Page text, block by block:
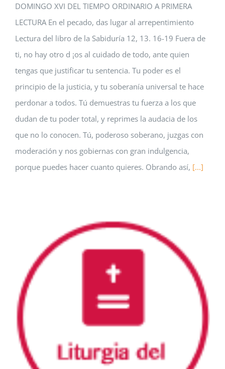
DOMINGO XVI DEL TIEMPO ORDINARIO A PRIMERA
LECTURA En el pecado, das lugar al arrepentimiento
Lectura del libro de la Sabiduría 12, 13. 16-19 Fuera de
ti, no hay otro d ¡os al cuidado de todo, ante quien
tengas que justificar tu sentencia. Tu poder es el
principio de la justicia, y tu soberanía universal te hace
perdonar a todos. Tú demuestras tu fuerza a los que
dudan de tu poder total, y reprimes la audacia de los
que no lo conocen. Tú, poderoso soberano, juzgas con
moderación y nos gobiernas con gran indulgencia,
porque puedes hacer cuanto quieres. Obrando así, [...]